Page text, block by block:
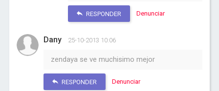
RESPONDER Denunciar
Dany 25-10-2013 10:06
zendaya se ve muchisimo mejor
RESPONDER Denunciar